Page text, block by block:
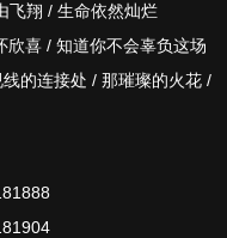
飞翔 / 生命依然灿烂
喜 / 知道你不会辜负这场
的连接处 / 那璀璨的火花 /